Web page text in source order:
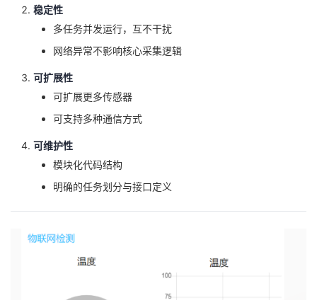
稳定性
多任务并发运行，互不干扰
网络异常不影响核心采集逻辑
可扩展性
可扩展更多传感器
可支持多种通信方式
可维护性
模块化代码结构
明确的任务划分与接口定义